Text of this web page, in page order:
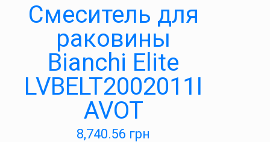
Смеситель для
раковины
Bianchi Elite
LVBELT2002011I
AVOT
8,740.56 грн